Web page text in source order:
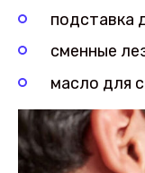
подставка
сменные
масло для